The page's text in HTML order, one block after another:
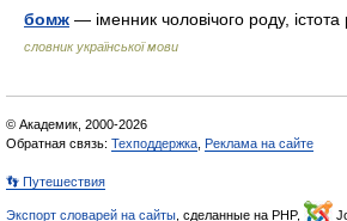
бомж — іменник чоловічого роду,
словник української мови
© Академик, 2000-2026
Обратная связь: Техподдержка Реклама на сайте
👣 Путешествия
Экспорт словарей на сайты , сделанные на PHP,